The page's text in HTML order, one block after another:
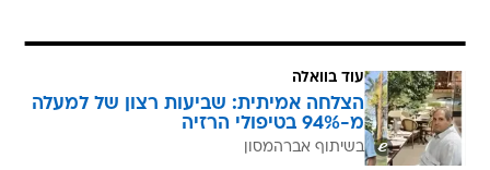
עוד בוואלה
הצלחה אמיתית: שביעות רצון של למעלה
מ-94% בטיפולי הרזיה
בשיתוף אברהמסון